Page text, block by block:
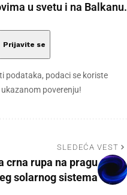
u svetu i na Balkanu.
podataka, podaci se koriste
poverenju!
SLEDEĆA VEST
crna rupa na pragu
solarnog sistema